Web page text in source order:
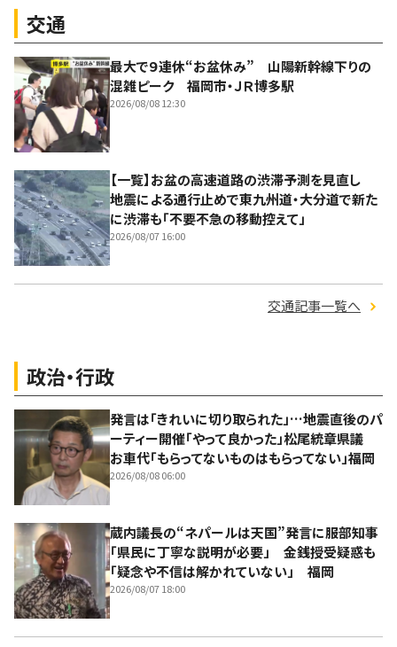
交通
最大で９連休“お盆休み” 山陽新幹線下りの
混雑ピーク 福岡市・ＪＲ博多駅
2026/08/08 12:30
【一覧】お盆の高速道路の渋滞予測を見直し
地震による通行止めで東九州道・大分道で新た
に渋滞も「不要不急の移動控えて」
2026/08/07 16:00
交通記事一覧へ
政治・行政
発言は「きれいに切り取られた」…地震直後のパ
ーティー開催「やって良かった」松尾統章県議
お車代「もらってないものはもらってない」福岡
2026/08/08 06:00
蔵内議長の“ネパールは天国”発言に服部知事
「県民に丁寧な説明が必要」 金銭授受疑惑も
「疑念や不信は解かれていない」 福岡
2026/08/07 18:00